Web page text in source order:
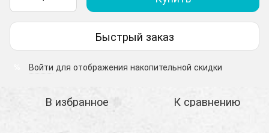
Быстрый заказ
Войти для отображения накопительной скидки
В избранное К сравнению